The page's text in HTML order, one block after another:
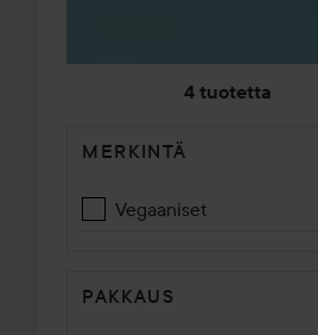
4 tuotetta
SIIRTYÄ JHK LAJITTELE
MERKINTÄ
Vegaaniset
PAKKAUS